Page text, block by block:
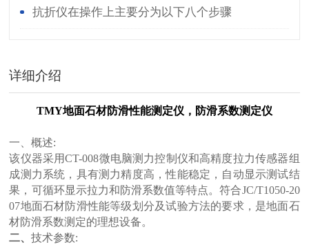
性测定仪吗？
抗折仪在操作上主要分为以下八个步骤
详细介绍
TMY地面石材防滑性能测定仪，防滑系数测定仪
一、概述:
该仪器采用CT-008微电脑测力控制仪和高精度拉力传感器组
成测力系统，具有测力精度高，性能稳定，自动显示测试结
果，可循环显示拉力和防滑系数值等特点。符合JC/T1050-20
07地面石材防滑性能等级划分及试验方法的要求，是地面石
材防滑系数测定的理想设备。
二、技术参数: